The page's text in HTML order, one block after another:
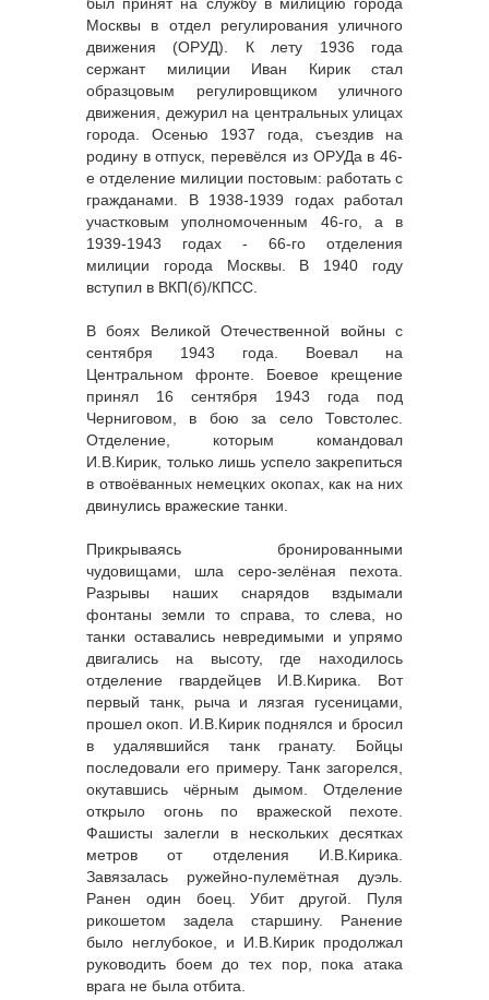
Москвы в отдел регулирования уличного
движения (ОРУД). К лету 1936 года
сержант милиции Иван Кирик стал
образцовым регулировщиком уличного
движения, дежурил на центральных улицах
города. Осенью 1937 года, съездив на
родину в отпуск, перевёлся из ОРУДа в 46-
е отделение милиции постовым: работать с
гражданами. В 1938-1939 годах работал
участковым уполномоченным 46-го, а в
1939-1943 годах - 66-го отделения
милиции города Москвы. В 1940 году
вступил в ВКП(б)/КПСС.
В боях Великой Отечественной войны с
сентября 1943 года. Воевал на
Центральном фронте. Боевое крещение
принял 16 сентября 1943 года под
Черниговом, в бою за село Товстолес.
Отделение, которым командовал
И.В.Кирик, только лишь успело закрепиться
в отвоёванных немецких окопах, как на них
двинулись вражеские танки.
Прикрываясь бронированными
чудовищами, шла серо-зелёная пехота.
Разрывы наших снарядов вздымали
фонтаны земли то справа, то слева, но
танки оставались невредимыми и упрямо
двигались на высоту, где находилось
отделение гвардейцев И.В.Кирика. Вот
первый танк, рыча и лязгая гусеницами,
прошел окоп. И.В.Кирик поднялся и бросил
в удалявшийся танк гранату. Бойцы
последовали его примеру. Танк загорелся,
окутавшись чёрным дымом. Отделение
открыло огонь по вражеской пехоте.
Фашисты залегли в нескольких десятках
метров от отделения И.В.Кирика.
Завязалась ружейно-пулемётная дуэль.
Ранен один боец. Убит другой. Пуля
рикошетом задела старшину. Ранение
было неглубокое, и И.В.Кирик продолжал
руководить боем до тех пор, пока атака
врага не была отбита.